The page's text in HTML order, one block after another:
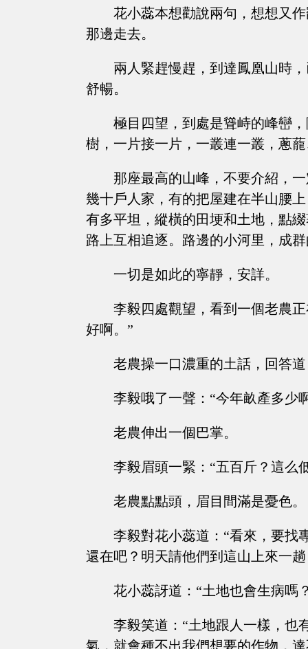
花小蕊本想勸說兩句，想想又
那邊走去。
兩人緊趕慢趕，到達鳳凰山時
舒暢。
極目四望，到處是聳峙的峰巒
樹，一片接一片，一叢連一叢，蔥
那座最高的山峰，不要介紹，
幾十戶人家，有的把屋建在半山腰
有多平坦，縱橫的田埂和土地，點
路上互相追逐。路邊的小河里，成
一切是如此的寧靜，安詳。
李毅四處觀望，看到一個老農
好啊。”
老農操一口濃重的土話，回答
李毅哦了一聲：“今年畝產多少
老農伸出一個巴掌。
李毅眉頭一緊：“五百斤？這么
老農點點頭，眉目間滿是憂色。
李毅對花小蕊道：“看來，要找
還在吧？明天請他們到這山上來一
花小蕊訝道：“土地也會生病嗎
李毅笑道：“土地跟人一樣，也
氣，就會種不出我們想要的作物，